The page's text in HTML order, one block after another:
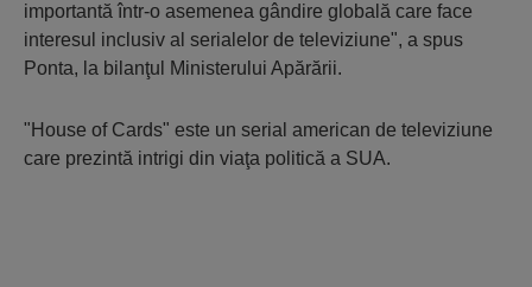
importantă într-o asemenea gândire globală care face
interesul inclusiv al serialelor de televiziune", a spus
Ponta, la bilanţul Ministerului Apărării.
"House of Cards" este un serial american de televiziune
care prezintă intrigi din viaţa politică a SUA.